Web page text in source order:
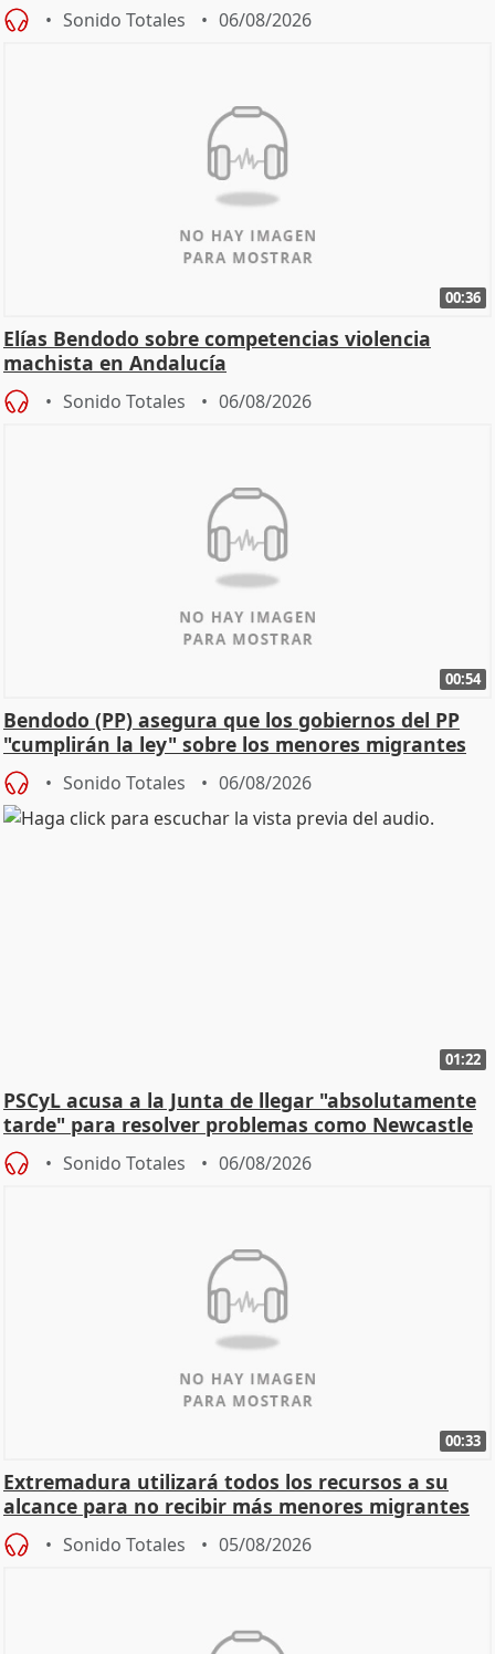
Sonido Totales 06/08/2026
00:36
Elías Bendodo sobre competencias violencia
machista en Andalucía
Sonido Totales 06/08/2026
00:54
Bendodo (PP) asegura que los gobiernos del PP
"cumplirán la ley" sobre los menores migrantes
Sonido Totales 06/08/2026
01:22
PSCyL acusa a la Junta de llegar "absolutamente
tarde" para resolver problemas como Newcastle
Sonido Totales 06/08/2026
00:33
Extremadura utilizará todos los recursos a su
alcance para no recibir más menores migrantes
Sonido Totales 05/08/2026